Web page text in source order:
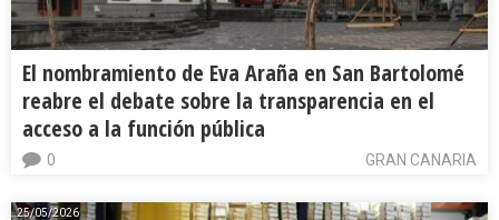
El nombramiento de Eva Araña en San Bartolomé
reabre el debate sobre la transparencia en el
acceso a la función pública
GRAN CANARIA
0
25/05/2026